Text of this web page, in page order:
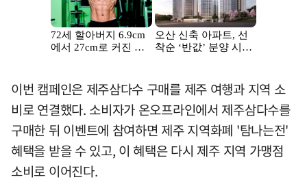
이번 캠페인은 제주삼다수 구매를 제주 여행과 지역 소
비로 연결했다. 소비자가 온오프라인에서 제주삼다수를
구매한 뒤 이벤트에 참여하면 제주 지역화폐 '탐나는전'
혜택을 받을 수 있고, 이 혜택은 다시 제주 지역 가맹점
소비로 이어진다.